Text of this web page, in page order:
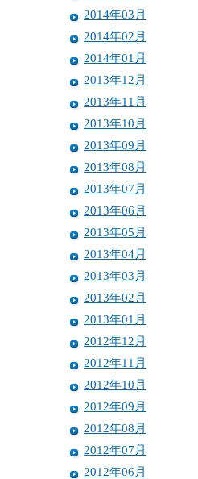
2014年03月
2014年02月
2014年01月
2013年12月
2013年11月
2013年10月
2013年09月
2013年08月
2013年07月
2013年06月
2013年05月
2013年04月
2013年03月
2013年02月
2013年01月
2012年12月
2012年11月
2012年10月
2012年09月
2012年08月
2012年07月
2012年06月